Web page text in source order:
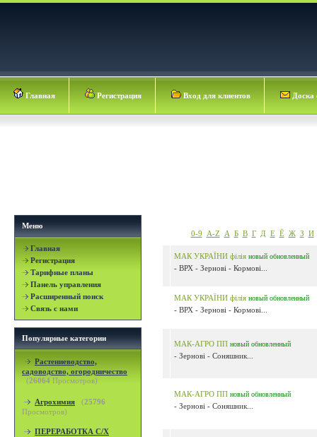
Главная Регистрация Вход для клиентов Доска
Меню
Главная
Регистрация
Тарифные планы
Панель управления
Расширенный поиск
Связь с нами
Популярные категории
Растениеводство,
садоводство, огородничество
(26064 Просмотров)
Агрохимия (25796
Просмотров)
ПЕРЕРАБОТКА С/Х
0-9 A-Z А Б В Г Д Е Ё Ж З И
МАК УКРАЇНИ філія новый обновленный
- ВРХ - Зернові - Кормові...
МАК УКРАЇНИ філія новый обновленный
- ВРХ - Зернові - Кормові...
МАК-АГРО ПП новый обновленный
- Зернові - Соняшник...
МАК-АГРО ПП новый обновленный
- Зернові - Соняшник...